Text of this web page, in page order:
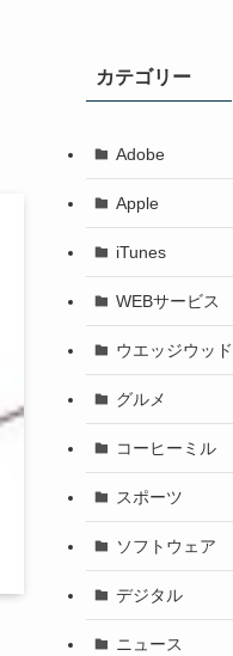
カテゴリー
Adobe
Apple
iTunes
WEBサービス
ウエッジウッド
グルメ
コーヒーミル
スポーツ
ソフトウェア
デジタル
ニュース